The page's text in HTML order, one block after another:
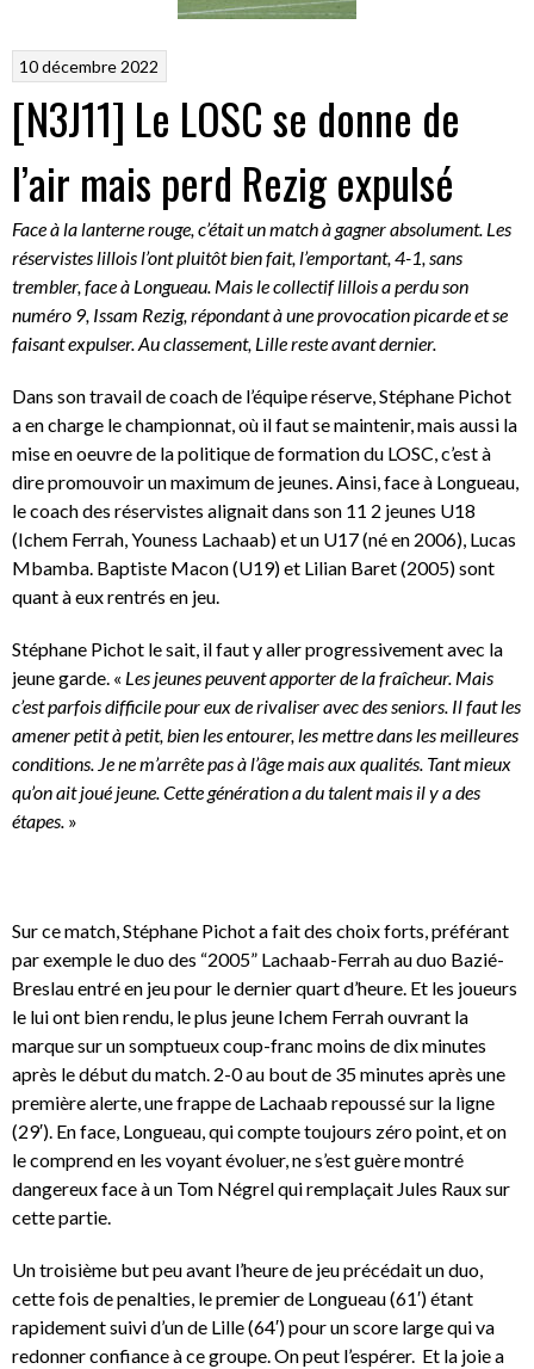
10 décembre 2022
[N3J11] Le LOSC se donne de
l’air mais perd Rezig expulsé
Face à la lanterne rouge, c’était un match à gagner absolument. Les
réservistes lillois l’ont pluitôt bien fait, l’emportant, 4-1, sans
trembler, face à Longueau. Mais le collectif lillois a perdu son
numéro 9, Issam Rezig, répondant à une provocation picarde et se
faisant expulser. Au classement, Lille reste avant dernier.
Dans son travail de coach de l’équipe réserve, Stéphane Pichot
a en charge le championnat, où il faut se maintenir, mais aussi la
mise en oeuvre de la politique de formation du LOSC, c’est à
dire promouvoir un maximum de jeunes. Ainsi, face à Longueau,
le coach des réservistes alignait dans son 11 2 jeunes U18
(Ichem Ferrah, Youness Lachaab) et un U17 (né en 2006), Lucas
Mbamba. Baptiste Macon (U19) et Lilian Baret (2005) sont
quant à eux rentrés en jeu.
Stéphane Pichot le sait, il faut y aller progressivement avec la
jeune garde. « Les jeunes peuvent apporter de la fraîcheur. Mais
c’est parfois difficile pour eux de rivaliser avec des seniors. Il faut les
amener petit à petit, bien les entourer, les mettre dans les meilleures
conditions. Je ne m’arrête pas à l’âge mais aux qualités. Tant mieux
qu’on ait joué jeune. Cette génération a du talent mais il y a des
étapes. »
Sur ce match, Stéphane Pichot a fait des choix forts, préférant
par exemple le duo des “2005” Lachaab-Ferrah au duo Bazié-
Breslau entré en jeu pour le dernier quart d’heure. Et les joueurs
le lui ont bien rendu, le plus jeune Ichem Ferrah ouvrant la
marque sur un somptueux coup-franc moins de dix minutes
après le début du match. 2-0 au bout de 35 minutes après une
première alerte, une frappe de Lachaab repoussé sur la ligne
(29′). En face, Longueau, qui compte toujours zéro point, et on
le comprend en les voyant évoluer, ne s’est guère montré
dangereux face à un Tom Négrel qui remplaçait Jules Raux sur
cette partie.
Un troisième but peu avant l’heure de jeu précédait un duo,
cette fois de penalties, le premier de Longueau (61′) étant
rapidement suivi d’un de Lille (64′) pour un score large qui va
redonner confiance à ce groupe. On peut l’espérer. Et la joie a